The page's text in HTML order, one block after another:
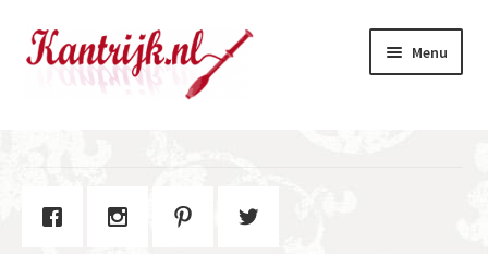
Ga
door
Ga
naar
Menu